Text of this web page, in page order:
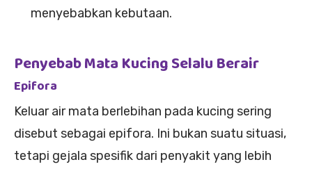
menyebabkan kebutaan.
Penyebab Mata Kucing Selalu Berair
Epifora
Keluar air mata berlebihan pada kucing sering
disebut sebagai epifora. Ini bukan suatu situasi,
tetapi gejala spesifik dari penyakit yang lebih